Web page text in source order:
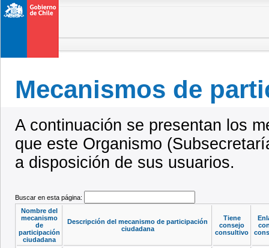
Mecanismos de
A continuación se presentan los
que este Organismo
a disposición de sus usuarios.
Buscar en esta página:
Nombre del
mecanismo
de
participación
ciudadana
Descripción del mecanismo de participación
ciudadana
Tiene
consejo
consultivo